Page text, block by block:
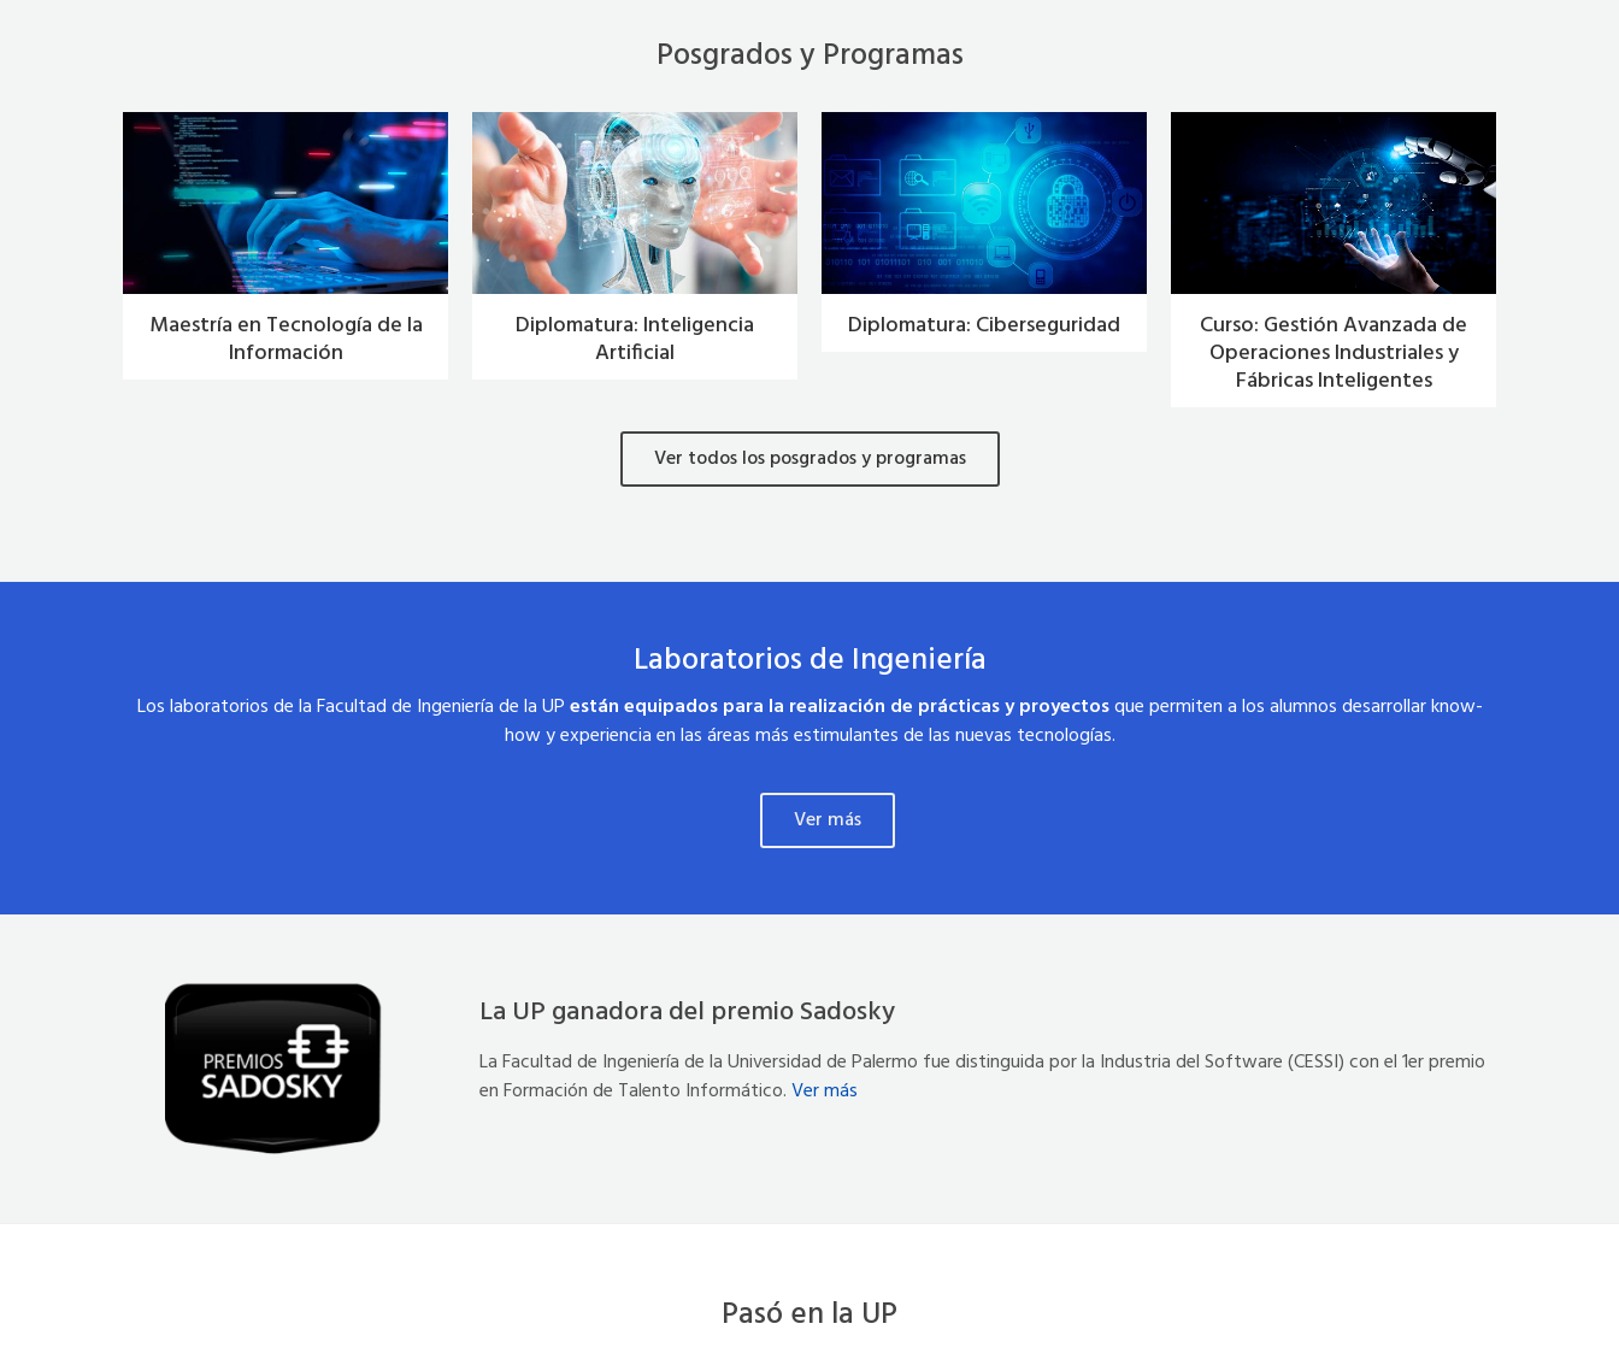
Posgrados y Programas
Maestría en Tecnología de la
Información
Diplomatura: Inteligencia
Artificial
Diplomatura: Ciberseguridad Curso: Gestión Avanzada de
Operaciones Industriales y
Fábricas Inteligentes
Ver todos los posgrados y programas
Laboratorios de Ingeniería
Los laboratorios de la Facultad de Ingeniería de la UPestán equipados para la realización de prácticas y proyectosque permiten a los alumnos desarrollar know-
how y experiencia en las áreas más estimulantes de las nuevas tecnologías.
Ver más
La UP ganadora del premio Sadosky
La Facultad de Ingeniería de la Universidad de Palermo fue distinguida por la Industria del Software (CESSI) con el 1er premio
en Formación de Talento Informático.Ver más
Pasó en la UP